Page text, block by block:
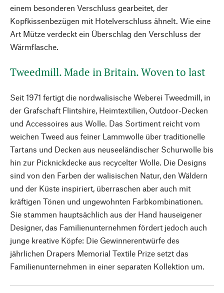
einem besonderen Verschluss gearbeitet, der
Kopfkissenbezügen mit Hotelverschluss ähnelt. Wie eine
Art Mütze verdeckt ein Überschlag den Verschluss der
Wärmflasche.
Tweedmill. Made in Britain. Woven to last
Seit 1971 fertigt die nordwalisische Weberei Tweedmill, in
der Grafschaft Flintshire, Heimtextilien, Outdoor-Decken
und Accessoires aus Wolle. Das Sortiment reicht vom
weichen Tweed aus feiner Lammwolle über traditionelle
Tartans und Decken aus neuseeländischer Schurwolle bis
hin zur Picknickdecke aus recycelter Wolle. Die Designs
sind von den Farben der walisischen Natur, den Wäldern
und der Küste inspiriert, überraschen aber auch mit
kräftigen Tönen und ungewohnten Farbkombinationen.
Sie stammen hauptsächlich aus der Hand hauseigener
Designer, das Familienunternehmen fördert jedoch auch
junge kreative Köpfe: Die Gewinnerentwürfe des
jährlichen Drapers Memorial Textile Prize setzt das
Familienunternehmen in einer separaten Kollektion um.